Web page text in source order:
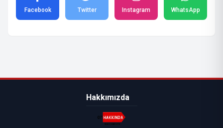
Facebook Twitter Instagram WhatsApp
Hakkımızda